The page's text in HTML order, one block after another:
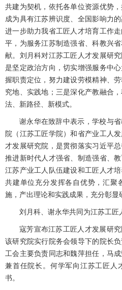
共建为契机，依托各单位资源优势
成为具有江苏辨识度、全国影响力
进一步助力我省工匠人才培育工作
平，为服务江苏制造强省、科教兴
献。刘月科对江苏工匠人才发展研
是坚定政治方向，切实增强服务中
握职责定位，努力建设劳模精神、
究地、实践地；三是深化产教融合
法、新路径、新模式。
谢永华在致辞中表示，学校与
院（江苏工匠学院）和省产业工人
才发展研究院，是贯彻落实习近平
推进新时代人才强省、制造强省、
江苏产业工人队伍建设和工匠人才
共建单位充分发挥各自优势，汇聚
施，产出理论和实践成果，充分彰显
刘月科、谢永华共同为江苏工匠
寇芳宣布江苏工匠人才发展研
该研究院实行院务会领导下的院长
工会主要负责同志和魏萍担任，马
兼首任院长。何学军向江苏工匠人
书。